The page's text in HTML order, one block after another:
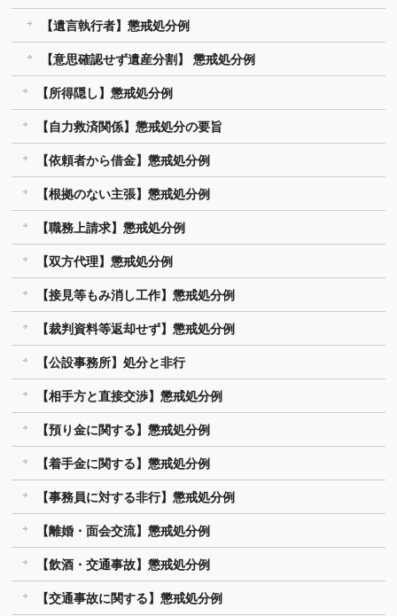
【遺言執行者】懲戒処分例
【意思確認せず遺産分割】 懲戒処分例
【所得隠し】懲戒処分例
【自力救済関係】懲戒処分の要旨
【依頼者から借金】懲戒処分例
【根拠のない主張】懲戒処分例
【職務上請求】懲戒処分例
【双方代理】懲戒処分例
【接見等もみ消し工作】懲戒処分例
【裁判資料等返却せず】懲戒処分例
【公設事務所】処分と非行
【相手方と直接交渉】懲戒処分例
【預り金に関する】懲戒処分例
【着手金に関する】懲戒処分例
【事務員に対する非行】懲戒処分例
【離婚・面会交流】懲戒処分例
【飲酒・交通事故】懲戒処分例
【交通事故に関する】懲戒処分例